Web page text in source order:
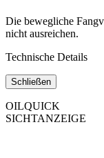
Die bewegliche
nicht ausreichen.
Technische Details
Schließen
OILQUICK
SICHTANZEIGE